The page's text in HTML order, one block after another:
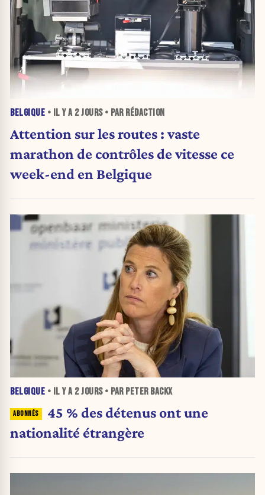
BELGIQUE • IL Y A 2 JOURS• PAR RÉDACTION
Attention sur les routes : vaste
marathon de contrôles de vitesse ce
week-end en Belgique
BELGIQUE • IL Y A 2 JOURS• PAR PETER BACKX
45 % des détenus ont une
nationalité étrangère